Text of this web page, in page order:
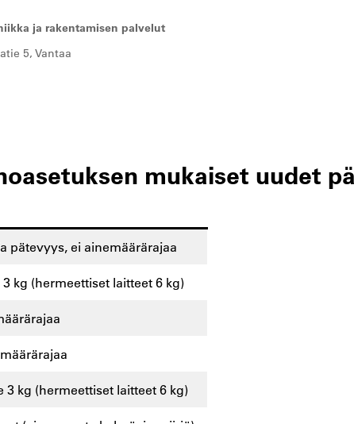
ja rakentamisen palvelut
5, Vantaa
mukaiset uudet
pätevyys, ei ainemäärärajaa
kg (hermeettiset laitteet 6 kg)
3 kg (hermeettiset laitteet 6 kg)